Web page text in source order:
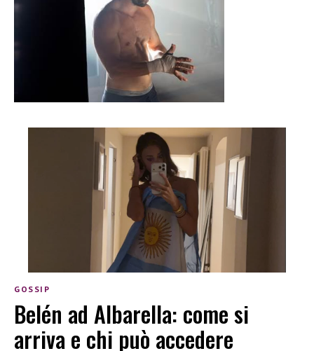
GOSSIP
Belén ad Albarella: come si
arriva e chi può accedere